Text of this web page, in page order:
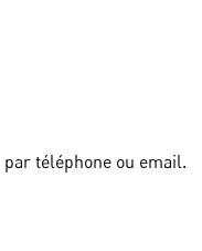
téléphone ou email.